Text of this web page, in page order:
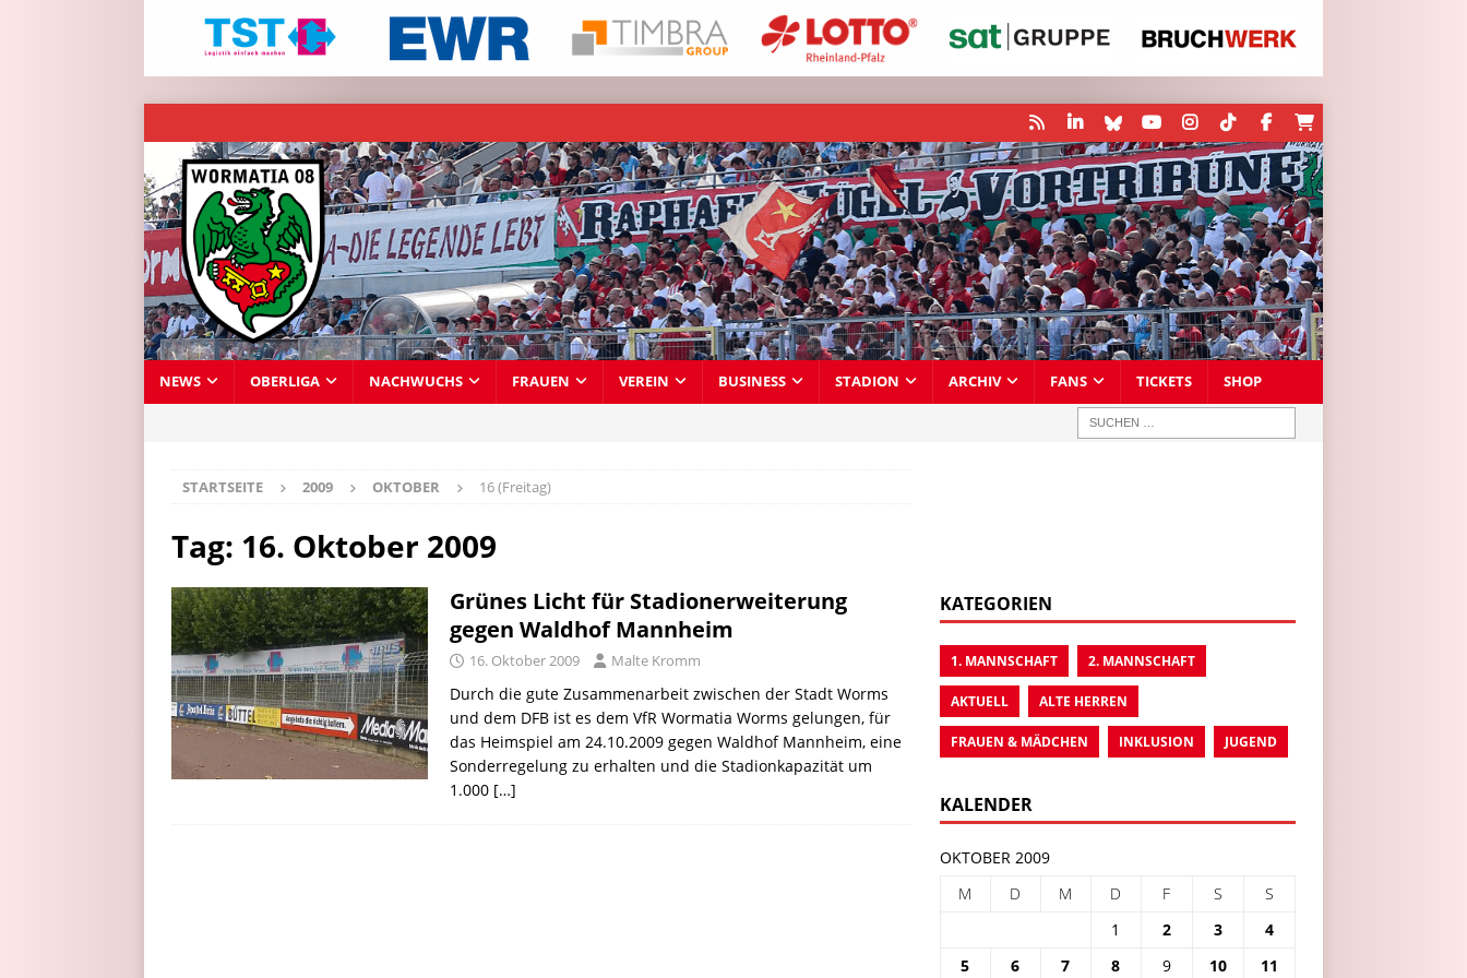
NEWS OBERLIGA NACHWUCHS FRAUEN VEREIN BUSINESS STADION ARCHIV FANS TICKETS SHOP
STARTSEITE 2009 OKTOBER 16 (Freitag)
Tag: 16. Oktober 2009
Grünes Licht für Stadionerweiterung
gegen Waldhof Mannheim
16. Oktober 2009 Malte Kromm
Durch die gute Zusammenarbeit zwischen der Stadt Worms
und dem DFB ist es dem VfR Wormatia Worms gelungen, für
das Heimspiel am 24.10.2009 gegen Waldhof Mannheim, eine
Sonderregelung zu erhalten und die Stadionkapazität um
1.000 […]
KATEGORIEN
1. MANNSCHAFT 2. MANNSCHAFT
AKTUELL ALTE HERREN
FRAUEN & MÄDCHEN INKLUSION JUGEND
KALENDER
OKTOBER 2009
M
D M D F S
S
1
2 3
4
5
6 7 8 9 10 11